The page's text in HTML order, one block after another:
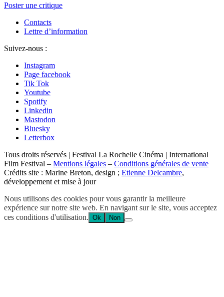
Poster une critique
Contacts
Lettre d’information
Suivez-nous :
Instagram
Page facebook
Tik Tok
Youtube
Spotify
Linkedin
Mastodon
Bluesky
Letterbox
Tous droits réservés | Festival La Rochelle Cinéma | International
Film Festival – Mentions légales – Conditions générales de vente
Crédits site : Marine Breton, design ; Etienne Delcambre,
développement et mise à jour
Nous utilisons des cookies pour vous garantir la meilleure
expérience sur notre site web. En navigant sur le site, vous acceptez
ces conditions d'utilisation. Ok Non